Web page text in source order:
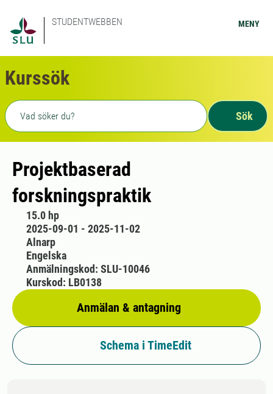
STUDENTWEBBEN MENY
Kurssök
Fritext sökning
Sök
Projektbaserad
forskningspraktik
15.0 hp
2025-09-01 - 2025-11-02
Alnarp
Engelska
Anmälan & antagning
Anmälningskod: SLU-10046
Kurskod: LB0138
Schema i TimeEdit